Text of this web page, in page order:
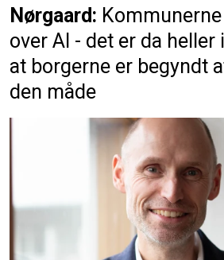
Nørgaard: Kommunerne
over AI - det er da
at borgerne er begyndt
den måde